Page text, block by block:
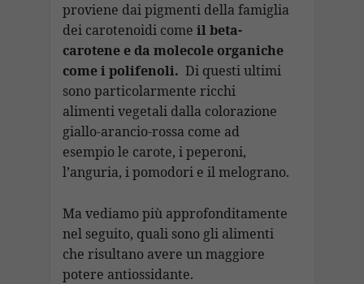
proviene dai pigmenti della famiglia
dei carotenoidi come il beta-
carotene e da molecole organiche
come i polifenoli. Di questi ultimi
sono particolarmente ricchi
alimenti vegetali dalla colorazione
giallo-arancio-rossa come ad
esempio le carote, i peperoni,
l’anguria, i pomodori e il melograno.
Ma vediamo più approfonditamente
nel seguito, quali sono gli alimenti
che risultano avere un maggiore
potere antiossidante.